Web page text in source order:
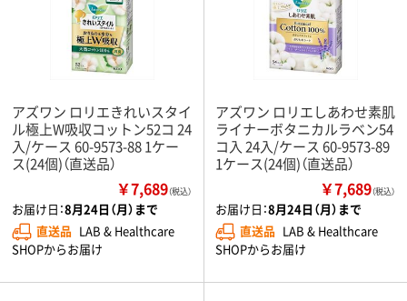
アズワン ロリエきれいスタイ
ル極上W吸収コットン52コ 24
入/ケース 60-9573-88 1ケー
ス(24個)（直送品）
￥7,689（税込）
お届け日：8月24日（月）まで
直送品 LAB & Healthcare
SHOPからお届け
アズワン ロリエしあわせ素肌
ライナーボタニカルラベン54
コ入 24入/ケース 60-9573-89
1ケース(24個)（直送品）
￥7,689（税込）
お届け日：8月24日（月）まで
直送品 LAB & Healthcare
SHOPからお届け